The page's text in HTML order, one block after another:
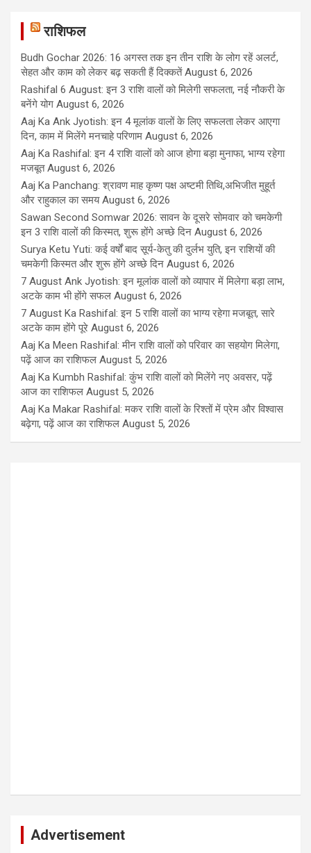
राशिफल
Budh Gochar 2026: 16 अगस्त तक इन तीन राशि के लोग रहें अलर्ट,
सेहत और काम को लेकर बढ़ सकती हैं दिक्कतें August 6, 2026
Rashifal 6 August: इन 3 राशि वालों को मिलेगी सफलता, नई नौकरी के
बनेंगे योग August 6, 2026
Aaj Ka Ank Jyotish: इन 4 मूलांक वालों के लिए सफलता लेकर आएगा
दिन, काम में मिलेंगे मनचाहे परिणाम August 6, 2026
Aaj Ka Rashifal: इन 4 राशि वालों को आज होगा बड़ा मुनाफा, भाग्य रहेगा
मजबूत August 6, 2026
Aaj Ka Panchang: श्रावण माह कृष्ण पक्ष अष्टमी तिथि,अभिजीत मुहूर्त
और राहुकाल का समय August 6, 2026
Sawan Second Somwar 2026: सावन के दूसरे सोमवार को चमकेगी
इन 3 राशि वालों की किस्मत, शुरू होंगे अच्छे दिन August 6, 2026
Surya Ketu Yuti: कई वर्षों बाद सूर्य-केतु की दुर्लभ युति, इन राशियों की
चमकेगी किस्मत और शुरू होंगे अच्छे दिन August 6, 2026
7 August Ank Jyotish: इन मूलांक वालों को व्यापार में मिलेगा बड़ा लाभ,
अटके काम भी होंगे सफल August 6, 2026
7 August Ka Rashifal: इन 5 राशि वालों का भाग्य रहेगा मजबूत, सारे
अटके काम होंगे पूरे August 6, 2026
Aaj Ka Meen Rashifal: मीन राशि वालों को परिवार का सहयोग मिलेगा,
पढ़ें आज का राशिफल August 5, 2026
Aaj Ka Kumbh Rashifal: कुंभ राशि वालों को मिलेंगे नए अवसर, पढ़ें
आज का राशिफल August 5, 2026
Aaj Ka Makar Rashifal: मकर राशि वालों के रिश्तों में प्रेम और विश्वास
बढ़ेगा, पढ़ें आज का राशिफल August 5, 2026
Advertisement